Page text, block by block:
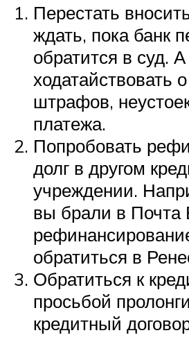
Перестать
ждать, пока банк
обратится в суд.
ходатайствовать
штрафов,
платежа.
Попробовать
долг в другом
учреждении.
вы брали в Почта
обратиться в
Обратиться к
просьбой
кредитный